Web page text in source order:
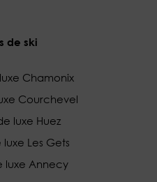
de ski
Chamonix
Courchevel
luxe Huez
Les Gets
luxe Annecy